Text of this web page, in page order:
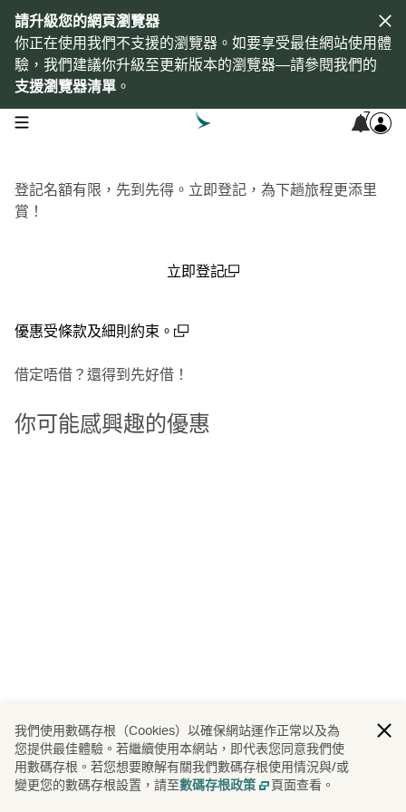
請升級您的網頁瀏覽器
你正在使用我們不支援的瀏覽器。如要享受最佳網站使用體
驗，我們建議你升級至更新版本的瀏覽器—請參閱我們的
支援瀏覽器清單 。
open navigation menu 7
登記名額有限，先到先得。立即登記，為下趟旅程更添里
賞！
立即登記
優惠受條款及細則約束。
借定唔借？還得到先好借！
你可能感興趣的優惠
我們使用數碼存根（Cookies）以確保網站運作正常以及為
您提供最佳體驗。若繼續使用本網站，即代表您同意我們使
用數碼存根。若您想要瞭解有關我們數碼存根使用情況與/或
變更您的數碼存根設置，請至數碼存根政策 頁面查看。